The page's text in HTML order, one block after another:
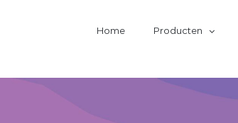
Home Producten